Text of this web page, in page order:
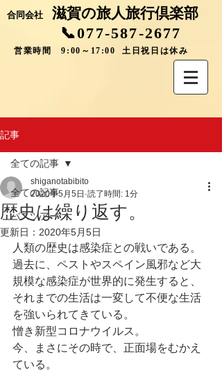
合同会社 滋賀の旅人旅行倶楽部
📞077-587-2677
営業時間 9:00～17:00 土日祝日は休み
記事
全ての記事
バスツアー
全ての記事
歴史は繰り返す。
shiganotabibito
2020年5月5日 読了時間: 1分
更新日： 2020年5月5日
人類の歴史は感染症との戦いである。
過去に、ペストやスペイン風邪など大
規模な感染症が世界的に発生すると、
それまでの生活は一変して不便な生活
を強いられてきている。
憎き新型コロナウイルス。
今、まさにその時で、正面場をむかえ
ている。